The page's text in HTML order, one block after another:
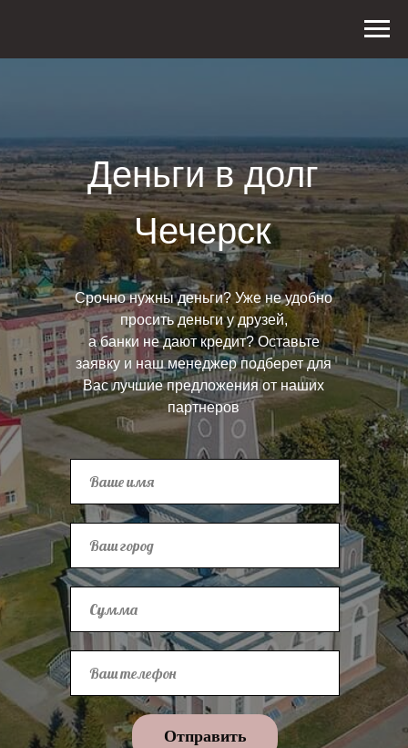
Деньги в долг
Чечерск
Срочно нужны деньги? Уже не удобно
просить деньги у друзей,
а банки не дают кредит? Оставьте
заявку и наш менеджер подберет для
Вас лучшие предложения от наших
партнеров
Отправить